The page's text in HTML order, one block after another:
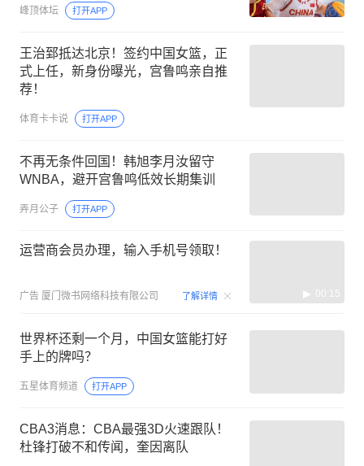
峰顶体坛 打开APP
王治郅抵达北京！签约中国女篮，正
式上任，新身份曝光，宫鲁鸣亲自推
荐！
体育卡卡说 打开APP
不再无条件回国！韩旭李月汝留守
WNBA，避开宫鲁鸣低效长期集训
弄月公子 打开APP
运营商会员办理，输入手机号领取！
广告 厦门微书网络科技有限公司 了解详情 00:15
世界杯还剩一个月，中国女篮能打好
手上的牌吗？
五星体育频道 打开APP
CBA3消息：CBA最强3D火速跟队！
杜锋打破不和传闻，奎因离队